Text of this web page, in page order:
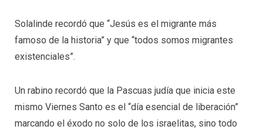
Solalinde recordó que “Jesús es el migrante más
famoso de la historia” y que “todos somos migrantes
existenciales”.
Un rabino recordó que la Pascuas judía que inicia este
mismo Viernes Santo es el “día esencial de liberación”
marcando el éxodo no solo de los israelitas, sino todo